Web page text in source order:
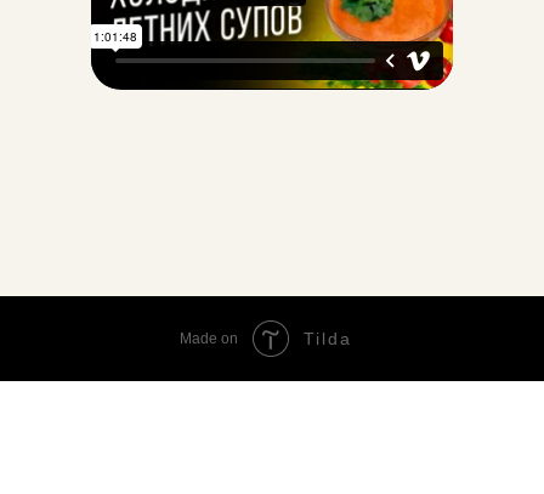
Made on Tilda